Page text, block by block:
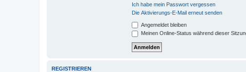
Ich habe mein Passwort vergessen
Die Aktivierungs-E-Mail erneut senden
Angemeldet bleiben
Meinen Online-Status während dieser
REGISTRIEREN